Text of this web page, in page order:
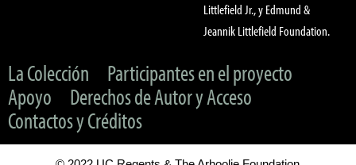
Littlefield Jr., y Edmund &
Jeannik Littlefield Foundation.
La Colección
Participantes en el proyecto
Apoyo
Derechos de Autor y Acceso
Contactos y Créditos